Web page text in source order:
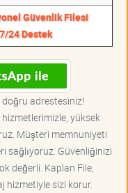
Güvenlik Filesi
24 Destek
doğru adrestesiniz!
hizmetlerimizle, yüksek
Müşteri memnuniyeti
sağlıyoruz. Güvenliğinizi
değerli. Kaplan File,
hizmetiyle sizi korur.